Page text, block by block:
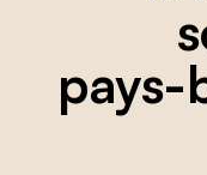
pays-